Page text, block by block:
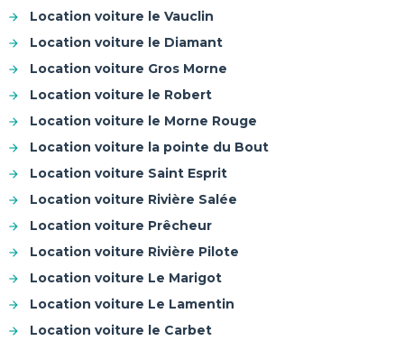
Location voiture le Vauclin
Location voiture le Diamant
Location voiture Gros Morne
Location voiture le Robert
Location voiture le Morne Rouge
Location voiture la pointe du Bout
Location voiture Saint Esprit
Location voiture Rivière Salée
Location voiture Prêcheur
Location voiture Rivière Pilote
Location voiture Le Marigot
Location voiture Le Lamentin
Location voiture le Carbet